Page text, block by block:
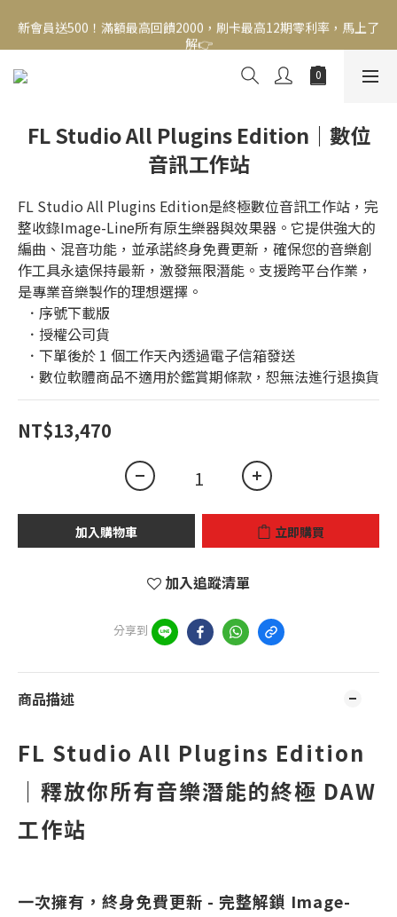
新會員送500！滿額最高回饋2000，刷卡最高12期零利率，馬上了
解👉
新會員送500！滿額最高回饋2000，刷卡最高12期零利率，馬上了
解👉
結帳頁選zingala銀角零卡分期，輕鬆打包
解👉
FL Studio All Plugins Edition｜數位
音訊工作站
FL Studio All Plugins Edition是終極數位音訊工作站，完
整收錄Image-Line所有原生樂器與效果器。它提供強大的
編曲、混音功能，並承諾終身免費更新，確保您的音樂創
作工具永遠保持最新，激發無限潛能。支援跨平台作業，
是專業音樂製作的理想選擇。
  ．序號下載版
  ．授權公司貨
  ．下單後於 1 個工作天內透過電子信箱發送
  ．數位軟體商品不適用於鑑賞期條款，恕無法進行退換貨
NT$13,470
加入購物車 立即購買
加入追蹤清單
分享到
商品描述
FL Studio All Plugins Edition
｜釋放你所有音樂潛能的終極 DAW
工作站
一次擁有，終身免費更新 - 完整解鎖 Image-